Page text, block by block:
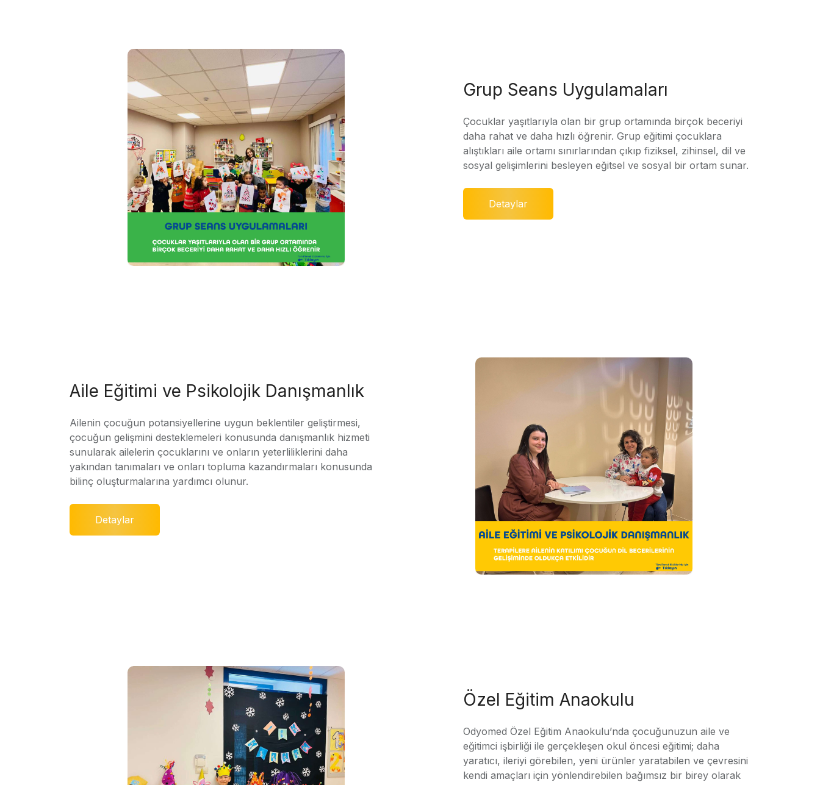
Grup Seans Uygulamaları
Çocuklar yaşıtlarıyla olan bir grup ortamında birçok beceriyi
daha rahat ve daha hızlı öğrenir. Grup eğitimi çocuklara
alıştıkları aile ortamı sınırlarından çıkıp fiziksel, zihinsel, dil ve
sosyal gelişimlerini besleyen eğitsel ve sosyal bir ortam sunar.
Detaylar
Aile Eğitimi ve Psikolojik Danışmanlık
Ailenin çocuğun potansiyellerine uygun beklentiler geliştirmesi,
çocuğun gelişmini desteklemeleri konusunda danışmanlık hizmeti
sunularak ailelerin çocuklarını ve onların yeterliliklerini daha
yakından tanımaları ve onları topluma kazandırmaları konusunda
bilinç oluşturmalarına yardımcı olunur.
Detaylar
Özel Eğitim Anaokulu
Odyomed Özel Eğitim Anaokulu’nda çocuğunuzun aile ve
eğitimci işbirliği ile gerçekleşen okul öncesi eğitimi; daha
yaratıcı, ileriyi görebilen, yeni ürünler yaratabilen ve çevresini
kendi amaçları için yönlendirebilen bağımsız bir birey olarak